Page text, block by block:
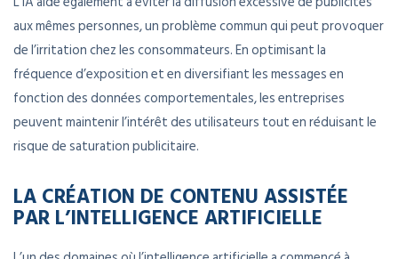
aux mêmes personnes, un problème commun qui peut provoquer
de l’irritation chez les consommateurs. En optimisant la
fréquence d’exposition et en diversifiant les messages en
fonction des données comportementales, les entreprises
peuvent maintenir l’intérêt des utilisateurs tout en réduisant le
risque de saturation publicitaire.
LA CRÉATION DE CONTENU ASSISTÉE
PAR L’INTELLIGENCE ARTIFICIELLE